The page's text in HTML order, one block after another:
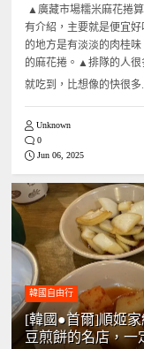
▲廣藏市場糯米麻花捲
有介紹，主要就是便宜
的地方是有淡淡的肉桂
的麻花捲。▲排隊的人很
就吃到，比想像的快很多
Unknown
0
Jun 06, 2025
韓國自由行
[韓國●首爾]順姬家
豆煎餅的名店，一